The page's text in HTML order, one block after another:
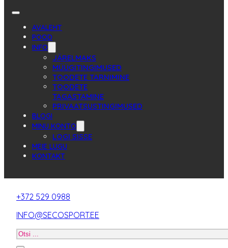
AVALEHT
POOD
INFO
JÄRELMAKS
MÜÜGITINGIMUSED
TOODETE TARNIMINE
TOODETE
TAGASTAMINE
PRIVAATSUSTINGIMUSED
BLOGI
MINU KONTO
LOGI SISSE
MEIE LUGU
KONTAKT
+372 529 0988
INFO@SECOSPORT.EE
Otsi